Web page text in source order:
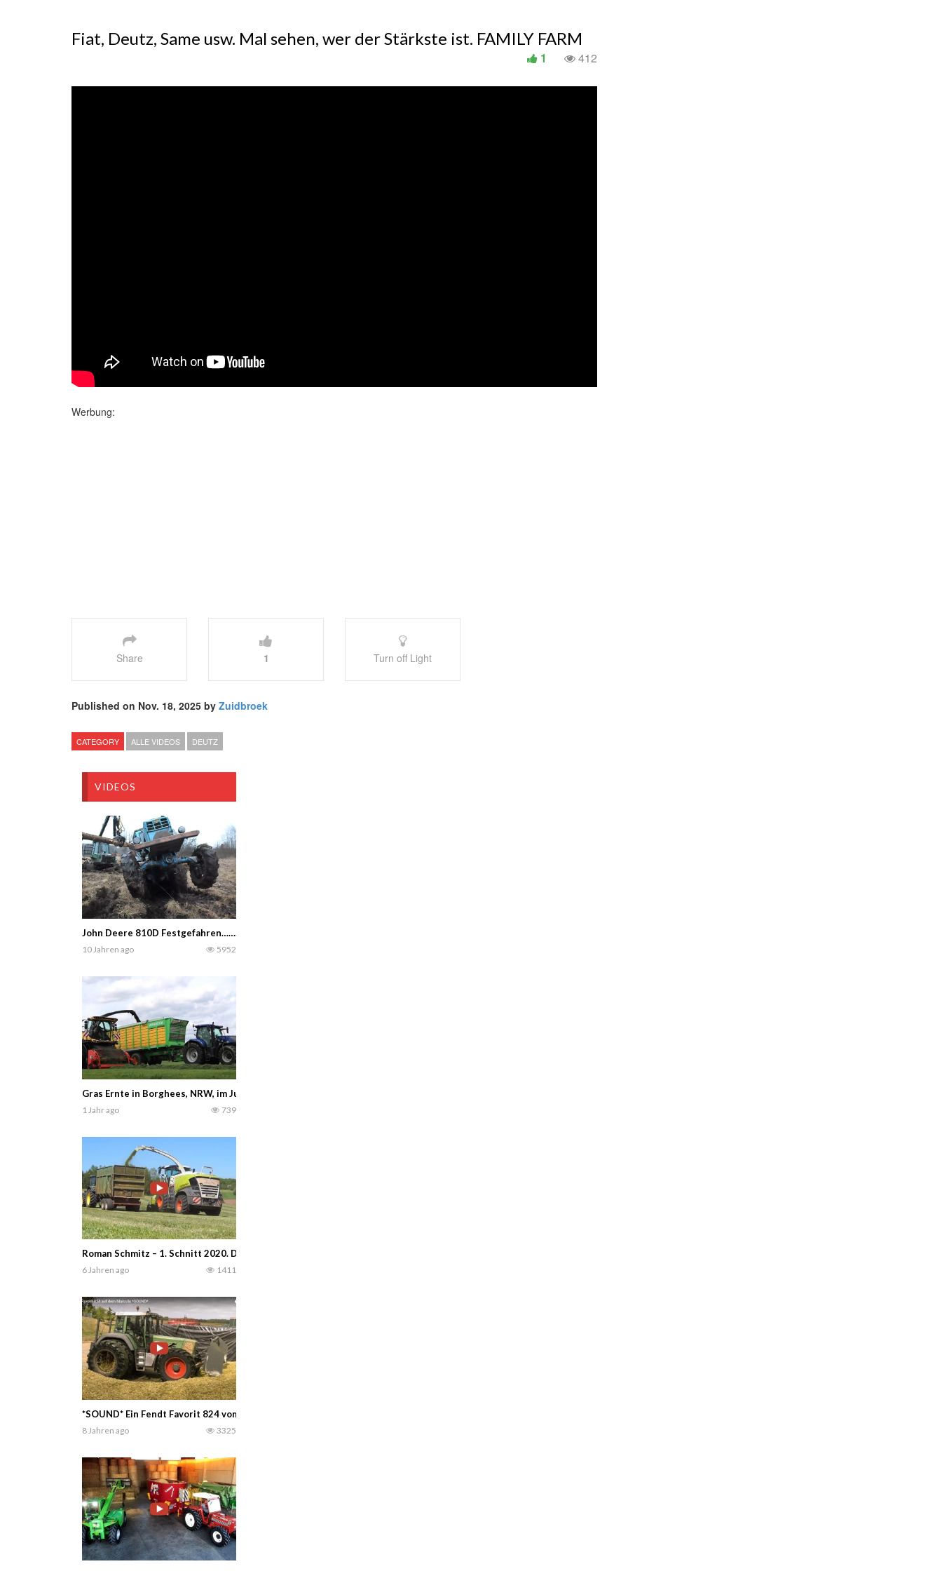
Fiat, Deutz, Same usw. Mal sehen, wer der Stärkste ist. FAMILY FARM
412
1
Werbung:
Share 1 Turn off Light
Published on Nov. 18, 2025 by Zuidbroek
CATEGORY ALLE VIDEOS DEUTZ
VIDEOS
John Deere 810D Festgefahren……….
10 Jahren ago 5952
Gras Ernte in Borghees, NRW, im Juni 2025. New Holland FR 650 und New Holland T 7.230 mit Joskin Silo Space. Landmaschinen und Fahrzeuge
1 Jahr ago 739
Roman Schmitz – 1. Schnitt 2020. Dabei wurde mit einem neuen Claas Jaguar 950 und neuer Claas PU 300 das Gras gehäckselt. John Deere Traktoren..
6 Jahren ago 1411
*SOUND* Ein Fendt Favorit 824 vom Lohnbetrieb Andreas Schröder auf dem Maissilo. — seppl hochlader
8 Jahren ago 3325